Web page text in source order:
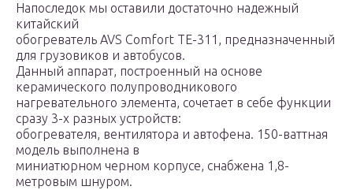
Напоследок мы оставили достаточно надежный
китайский
обогреватель AVS Comfort TE-311, предназначенный
для грузовиков и автобусов.
Данный аппарат, построенный на основе
керамического полупроводникового
нагревательного элемента, сочетает в себе функции
сразу 3-х разных устройств:
обогревателя, вентилятора и автофена. 150-ваттная
модель выполнена в
миниатюрном черном корпусе, снабжена 1,8-
метровым шнуром.